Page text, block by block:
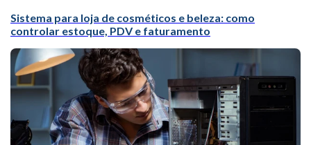
Sistema para loja de cosméticos e beleza: como
controlar estoque, PDV e faturamento